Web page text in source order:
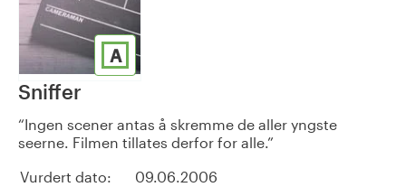
A
Sniffer
Ingen scener antas å skremme de aller yngste
seerne. Filmen tillates derfor for alle.
Vurdert dato:
09.06.2006